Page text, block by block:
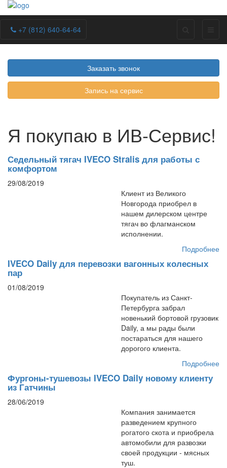
+7 (812) 640-64-64
Заказать звонок
Запись на сервис
Я покупаю в ИВ-Сервис!
Седельный тягач IVECO Stralis для работы с
комфортом
29/08/2019
Клиент из Великого
Новгорода приобрел в
нашем дилерском центре
тягач во флагманском
исполнении.
Подробнее
IVECO Daily для перевозки вагонных колесных
пар
01/08/2019
Покупатель из Санкт-
Петербурга забрал
новенький бортовой грузовик
Daily, а мы рады были
постараться для нашего
дорогого клиента.
Подробнее
Фургоны-тушевозы IVECO Daily новому клиенту
из Гатчины
28/06/2019
Компания занимается
разведением крупного
рогатого скота и приобрела
автомобили для развозки
своей продукции - мясных
туш.